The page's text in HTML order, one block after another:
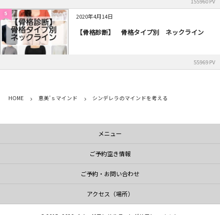
5 2020年4月14日
【骨格診断】 骨格タイプ別 ネックライン
55969 PV
HOME 恵美’ｓマインド シンデレラのマインドを考える
メニュー
ご予約空き情報
ご予約・お問い合わせ
アクセス（場所）